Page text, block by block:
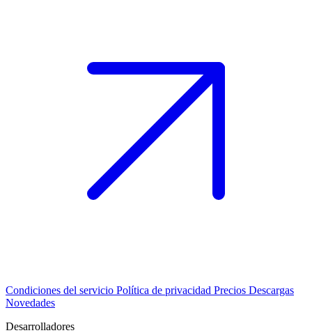
Condiciones del servicio Política de privacidad Precios Descargas
Novedades
Desarrolladores